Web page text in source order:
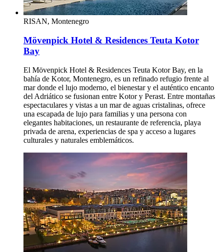
RISAN, Montenegro
Mövenpick Hotel & Residences Teuta Kotor
Bay
El Mövenpick Hotel & Residences Teuta Kotor Bay, en la
bahía de Kotor, Montenegro, es un refinado refugio frente al
mar donde el lujo moderno, el bienestar y el auténtico encanto
del Adriático se fusionan entre Kotor y Perast. Entre montañas
espectaculares y vistas a un mar de aguas cristalinas, ofrece
una escapada de lujo para familias y una persona con
elegantes habitaciones, un restaurante de referencia, playa
privada de arena, experiencias de spa y acceso a lugares
culturales y naturales emblemáticos.